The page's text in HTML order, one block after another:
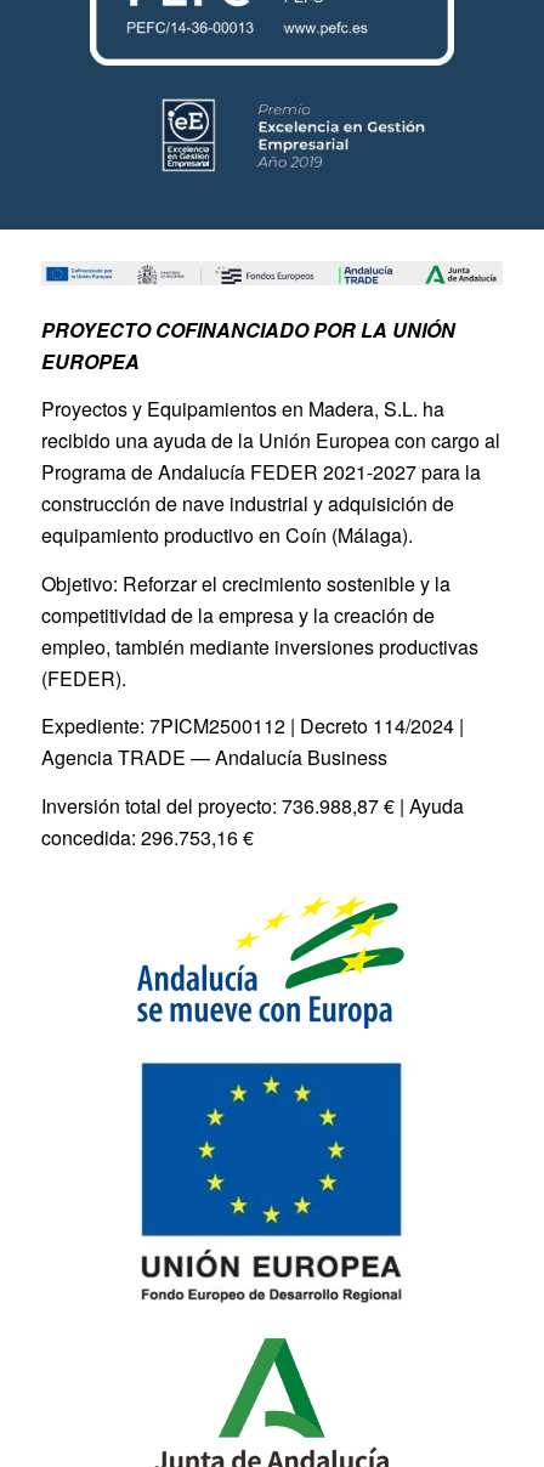
PROYECTO COFINANCIADO POR LA UNIÓN
EUROPEA
Proyectos y Equipamientos en Madera, S.L. ha
recibido una ayuda de la Unión Europea con cargo al
Programa de Andalucía FEDER 2021-2027 para la
construcción de nave industrial y adquisición de
equipamiento productivo en Coín (Málaga).
Objetivo: Reforzar el crecimiento sostenible y la
competitividad de la empresa y la creación de
empleo, también mediante inversiones productivas
(FEDER).
Expediente: 7PICM2500112 | Decreto 114/2024 |
Agencia TRADE — Andalucía Business
Inversión total del proyecto: 736.988,87 € | Ayuda
concedida: 296.753,16 €